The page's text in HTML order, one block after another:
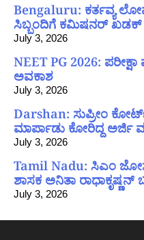
Bengaluru: ಕರ್ತವ್ಯ
ಸಿಬ್ಬಂದಿಗೆ ಕಮಿಷನರ್ ಖಡಕ್
July 3, 2026
NEET PG 2026:
ಅವಕಾಶ
July 3, 2026
Darshan: ಸುಪ್ರೀಂ
ಮಾರ್ಪಾಡು ಕೋರಿದ್ದ ಅರ್ಜಿ
July 3, 2026
Tamil Nadu: ಸಿಎಂ
ಶಾಸಕ ಅನಿತಾ ರಾಧಾಕೃಷ್ಣನ್
July 3, 2026